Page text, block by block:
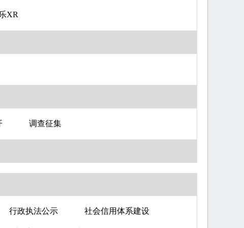
XR
调查征集
行政执法公示 社会信用体系建设